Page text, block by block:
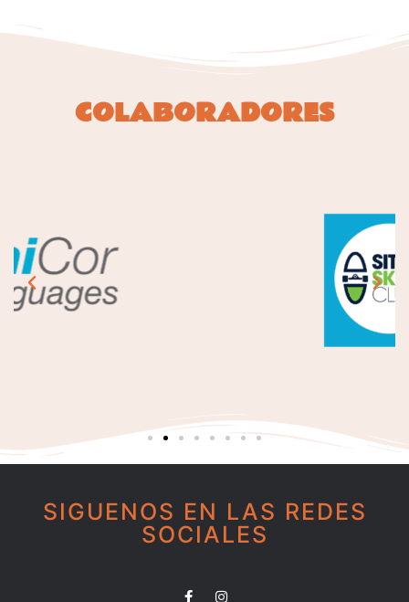
COLABORADORES
SIGUENOS EN LAS REDES
SOCIALES